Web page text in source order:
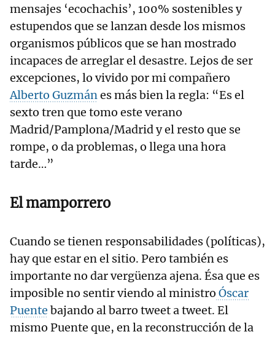
mensajes ‘ecochachis’, 100% sostenibles y
estupendos que se lanzan desde los mismos
organismos públicos que se han mostrado
incapaces de arreglar el desastre. Lejos de ser
excepciones, lo vivido por mi compañero
Alberto Guzmánes más bien la regla: “Es el
sexto tren que tomo este verano
Madrid/Pamplona/Madrid y el resto que se
rompe, o da problemas, o llega una hora
tarde…”
El mamporrero
Cuando se tienen responsabilidades (políticas),
hay que estar en el sitio. Pero también es
importante no dar vergüenza ajena. Ésa que es
imposible no sentir viendo al ministro Óscar
Puente bajando al barro tweet a tweet. El
mismo Puente que, en la reconstrucción de la